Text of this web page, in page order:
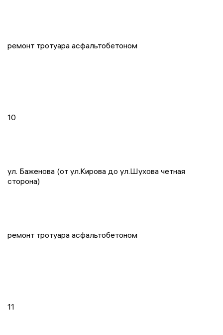
ремонт тротуара асфальтобетоном
10
ул. Баженова (от ул.Кирова до ул.Шухова четная
сторона)
ремонт тротуара асфальтобетоном
11